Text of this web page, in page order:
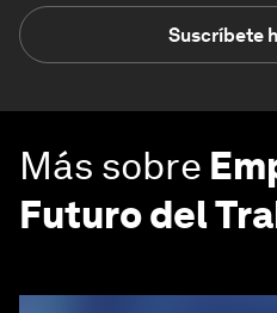
Suscríbete
Más sobre
Futuro del